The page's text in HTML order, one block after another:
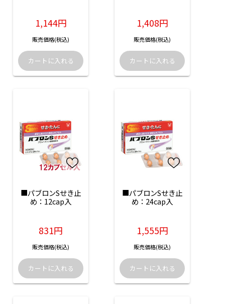
1,144円
販売価格(税込)
1,408円
販売価格(税込)
■パブロンSせき止
め：12cap入
831円
販売価格(税込)
■パブロンSせき止
め：24cap入
1,555円
販売価格(税込)